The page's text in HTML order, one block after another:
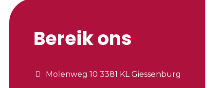
Bereik ons
Molenweg 10 3381 KL Giessenburg